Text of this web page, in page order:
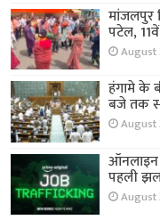
मांजलपुर
पटेल,
August
हंगामे के
बजे तक
August
ऑनलाइन
पहली
August